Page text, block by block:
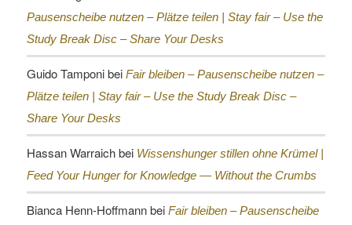
Pausenscheibe nutzen – Plätze teilen | Stay fair – Use the
Study Break Disc – Share Your Desks
Guido Tamponibei Fair bleiben – Pausenscheibe nutzen –
Plätze teilen | Stay fair – Use the Study Break Disc –
Share Your Desks
Hassan Warraichbei Wissenshunger stillen ohne Krümel |
Feed Your Hunger for Knowledge — Without the Crumbs
Bianca Henn-Hoffmannbei Fair bleiben – Pausenscheibe